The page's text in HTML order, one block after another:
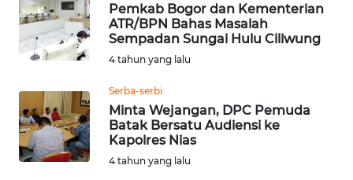
Pemkab Bogor dan Kementerian
ATR/BPN Bahas Masalah
Sempadan Sungai Hulu Ciliwung
4 tahun yang lalu
Serba-serbi
Minta Wejangan, DPC Pemuda
Batak Bersatu Audiensi ke
Kapolres Nias
4 tahun yang lalu
WN
TANGERANG
BINJAI
WN
CIREBON